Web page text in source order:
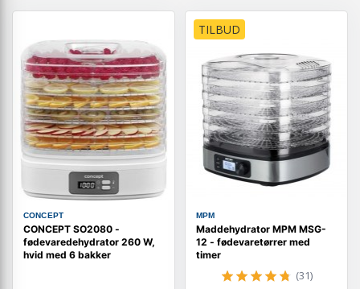
CONCEPT
CONCEPT SO2080 -
fødevaredehydrator 260 W,
hvid med 6 bakker
TILBUD
MPM
Maddehydrator MPM MSG-
12 - fødevaretørrer med
timer
(31)